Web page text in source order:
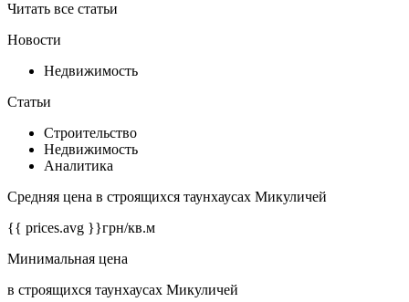
Читать все статьи
Новости
Недвижимость
Статьи
Строительство
Недвижимость
Аналитика
Средняя цена в строящихся таунхаусах Микуличей
{{ prices.avg }}грн/кв.м
Минимальная цена
в строящихся таунхаусах Микуличей